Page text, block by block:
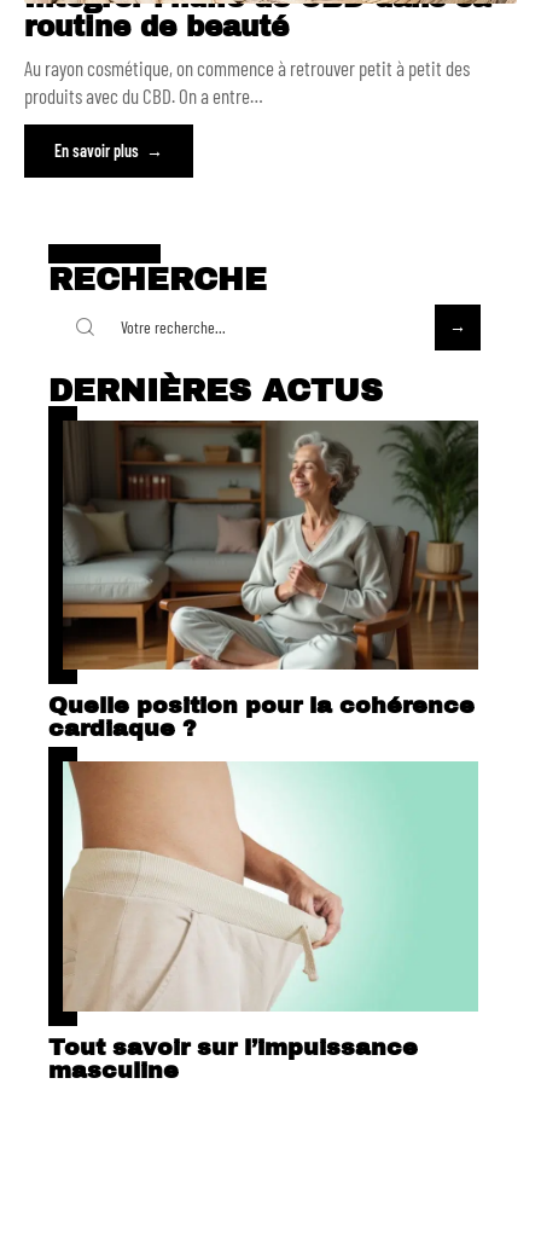
routine de beauté
Au rayon cosmétique, on commence à retrouver petit à petit des
produits avec du CBD. On a entre…
En savoir plus
RECHERCHE
DERNIÈRES ACTUS
Quelle position pour la cohérence
cardiaque ?
Tout savoir sur l’impuissance
masculine